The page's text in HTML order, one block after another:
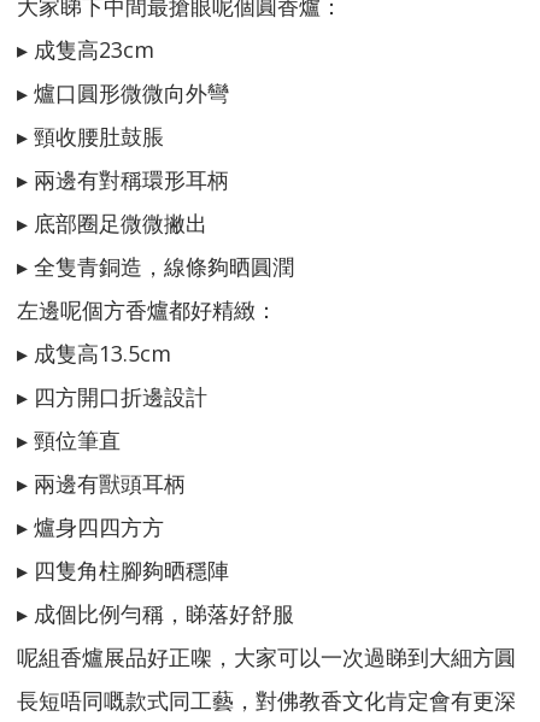
大家睇下中間最搶眼呢個圓香爐：
▸ 成隻高23cm
▸ 爐口圓形微微向外彎
▸ 頸收腰肚鼓脹
▸ 兩邊有對稱環形耳柄
▸ 底部圈足微微撇出
▸ 全隻青銅造，線條夠晒圓潤
左邊呢個方香爐都好精緻：
▸ 成隻高13.5cm
▸ 四方開口折邊設計
▸ 頸位筆直
▸ 兩邊有獸頭耳柄
▸ 爐身四四方方
▸ 四隻角柱腳夠晒穩陣
▸ 成個比例勻稱，睇落好舒服
呢組香爐展品好正㗎，大家可以一次過睇到大細方圓
長短唔同嘅款式同工藝，對佛教香文化肯定會有更深